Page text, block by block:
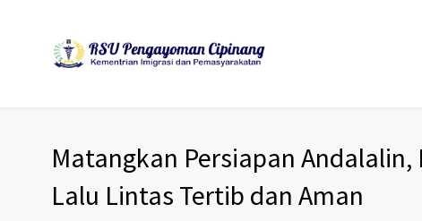
Matangkan Persiapan
Lalu Lintas Tertib dan Aman